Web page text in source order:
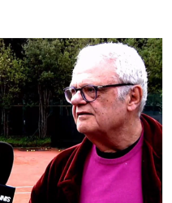
nega: «Non c’entra nulla perché
di servizio, non andiamo a